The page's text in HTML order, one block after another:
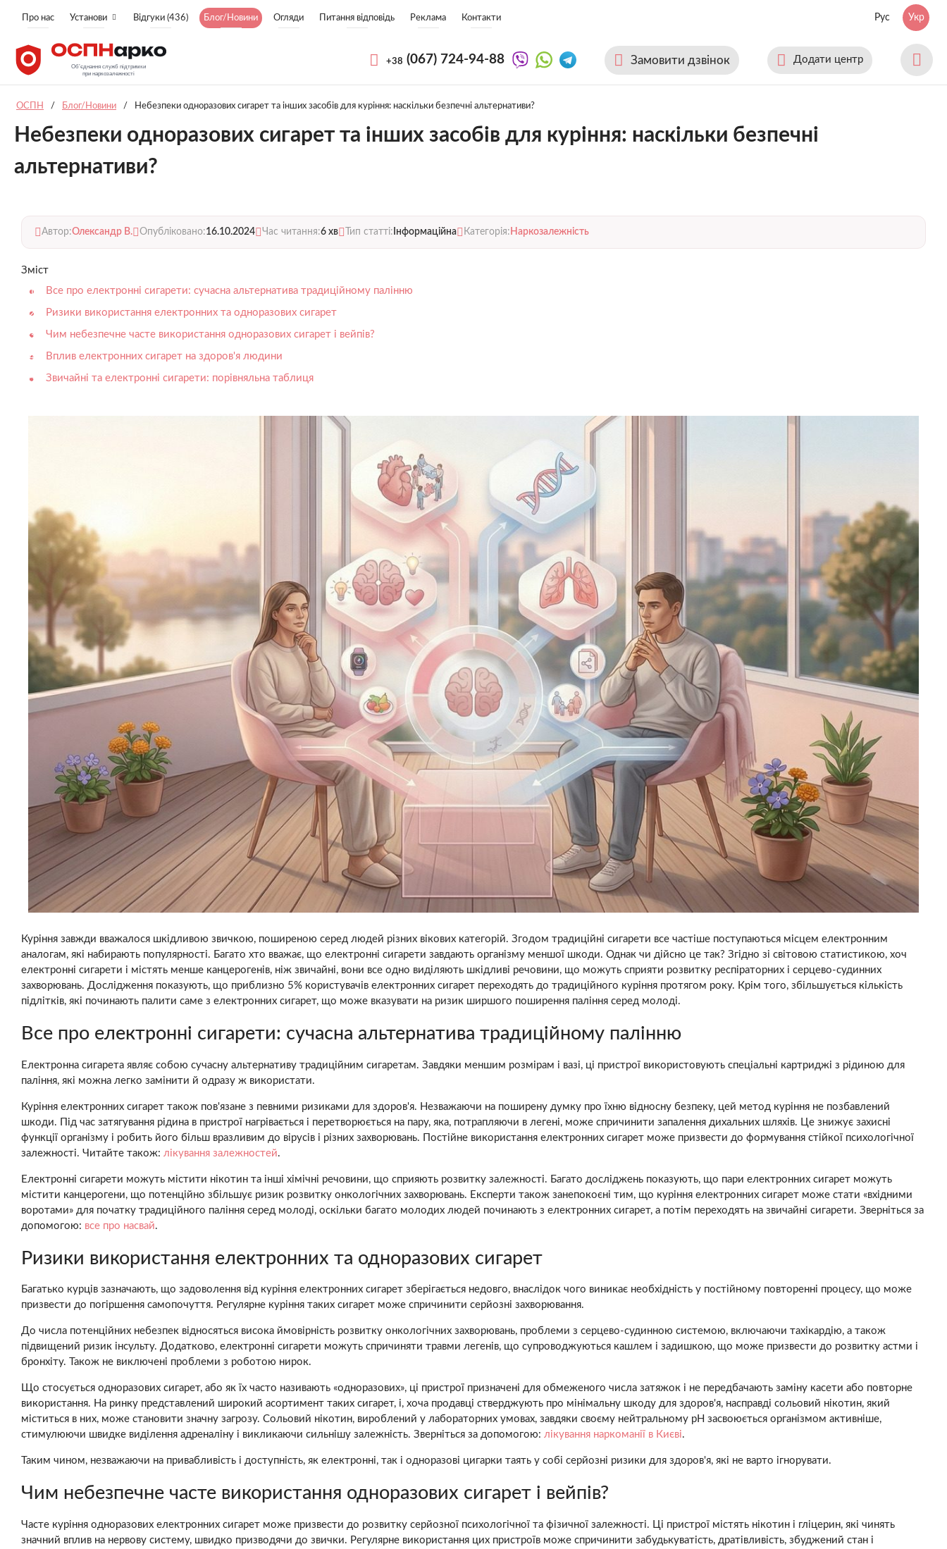
Про нас Установи Відгуки (436) Блог/Новини Огляди Питання відповідь Реклама Контакти Рус Укр
+38 (067) 724-94-88 Замовити дзвінок Додати центр
ОСПН / Блог/Новини / Небезпеки одноразових сигарет та інших засобів для куріння: наскільки безпечні альтернативи?
Небезпеки одноразових сигарет та інших засобів для куріння: наскільки безпечні
альтернативи?
Автор:Олександр В. Опубліковано:16.10.2024 Час читання:6 хв Тип статті: Інформаційна Категорія: Наркозалежність
Зміст
Все про електронні сигарети: сучасна альтернатива традиційному палінню
Ризики використання електронних та одноразових сигарет
Чим небезпечне часте використання одноразових сигарет і вейпів?
Вплив електронних сигарет на здоров'я людини
Звичайні та електронні сигарети: порівняльна таблиця
Куріння завжди вважалося шкідливою звичкою, поширеною серед людей різних вікових категорій. Згодом традиційні сигарети все частіше поступаються місцем електронним
аналогам, які набирають популярності. Багато хто вважає, що електронні сигарети завдають організму меншої шкоди. Однак чи дійсно це так? Згідно зі світовою статистикою, хоч
електронні сигарети і містять менше канцерогенів, ніж звичайні, вони все одно виділяють шкідливі речовини, що можуть сприяти розвитку респіраторних і серцево-судинних
захворювань. Дослідження показують, що приблизно 5% користувачів електронних сигарет переходять до традиційного куріння протягом року. Крім того, збільшується кількість
підлітків, які починають палити саме з електронних сигарет, що може вказувати на ризик ширшого поширення паління серед молоді.
Все про електронні сигарети: сучасна альтернатива традиційному палінню
Електронна сигарета являє собою сучасну альтернативу традиційним сигаретам. Завдяки меншим розмірам і вазі, ці пристрої використовують спеціальні картриджі з рідиною для
паління, які можна легко замінити й одразу ж використати.
Куріння електронних сигарет також пов'язане з певними ризиками для здоров'я. Незважаючи на поширену думку про їхню відносну безпеку, цей метод куріння не позбавлений
шкоди. Під час затягування рідина в пристрої нагрівається і перетворюється на пару, яка, потрапляючи в легені, може спричинити запалення дихальних шляхів. Це знижує захисні
функції організму і робить його більш вразливим до вірусів і різних захворювань. Постійне використання електронних сигарет може призвести до формування стійкої психологічної
залежності. Читайте також: лікування залежностей.
Електронні сигарети можуть містити нікотин та інші хімічні речовини, що сприяють розвитку залежності. Багато досліджень показують, що пари електронних сигарет можуть
містити канцерогени, що потенційно збільшує ризик розвитку онкологічних захворювань. Експерти також занепокоєні тим, що куріння електронних сигарет може стати «вхідними
воротами» для початку традиційного паління серед молоді, оскільки багато молодих людей починають з електронних сигарет, а потім переходять на звичайні сигарети. Зверніться за
допомогою: все про насвай.
Ризики використання електронних та одноразових сигарет
Багатько курців зазначають, що задоволення від куріння електронних сигарет зберігається недовго, внаслідок чого виникає необхідність у постійному повторенні процесу, що може
призвести до погіршення самопочуття. Регулярне куріння таких сигарет може спричинити серйозні захворювання.
До числа потенційних небезпек відносяться висока ймовірність розвитку онкологічних захворювань, проблеми з серцево-судинною системою, включаючи тахікардію, а також
підвищений ризик інсульту. Додатково, електронні сигарети можуть спричиняти травми легенів, що супроводжуються кашлем і задишкою, що може призвести до розвитку астми і
бронхіту. Також не виключені проблеми з роботою нирок.
Що стосується одноразових сигарет, або як їх часто називають «одноразових», ці пристрої призначені для обмеженого числа затяжок і не передбачають заміну касети або повторне
використання. На ринку представлений широкий асортимент таких сигарет, і, хоча продавці стверджують про мінімальну шкоду для здоров'я, насправді сольовий нікотин, який
міститься в них, може становити значну загрозу. Сольовий нікотин, вироблений у лабораторних умовах, завдяки своєму нейтральному pH засвоюється організмом активніше,
стимулюючи швидке виділення адреналіну і викликаючи сильнішу залежність. Зверніться за допомогою: лікування наркоманії в Києві.
Таким чином, незважаючи на привабливість і доступність, як електронні, так і одноразові цигарки таять у собі серйозні ризики для здоров'я, які не варто ігнорувати.
Чим небезпечне часте використання одноразових сигарет і вейпів?
Часте куріння одноразових електронних сигарет може призвести до розвитку серйозної психологічної та фізичної залежності. Ці пристрої містять нікотин і гліцерин, які чинять
значний вплив на нервову систему, швидко призводячи до звички. Регулярне використання цих пристроїв може спричинити забудькуватість, дратівливість, збуджений стан і